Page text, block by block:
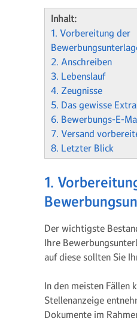
Inhalt:
1. Vorbereitung der
2. Anschreiben
3. Lebenslauf
4. Zeugnisse
5. Das gewisse Extra
6. Bewerbungs-E-
7. Versand
8. Letzter Blick
1.
Der wichtigste
Ihre
auf diese sollten Sie
In den meisten Fällen
Stellenanzeige
Dokumente im